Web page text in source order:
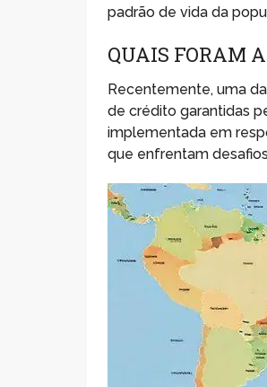
padrão de vida da
QUAIS FORAM
Recentemente, uma
de crédito garantidas
implementada em
que enfrentam